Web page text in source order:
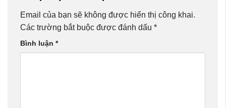
Email của bạn sẽ không được hiển thị công khai.
Các trường bắt buộc được đánh dấu *
Bình luận *